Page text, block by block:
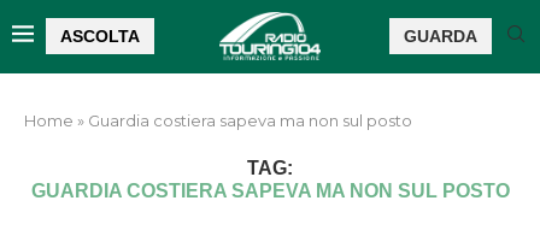
ASCOLTA GUARDA
Home » Guardia costiera sapeva ma non sul posto
TAG:
GUARDIA COSTIERA SAPEVA MA NON SUL POSTO